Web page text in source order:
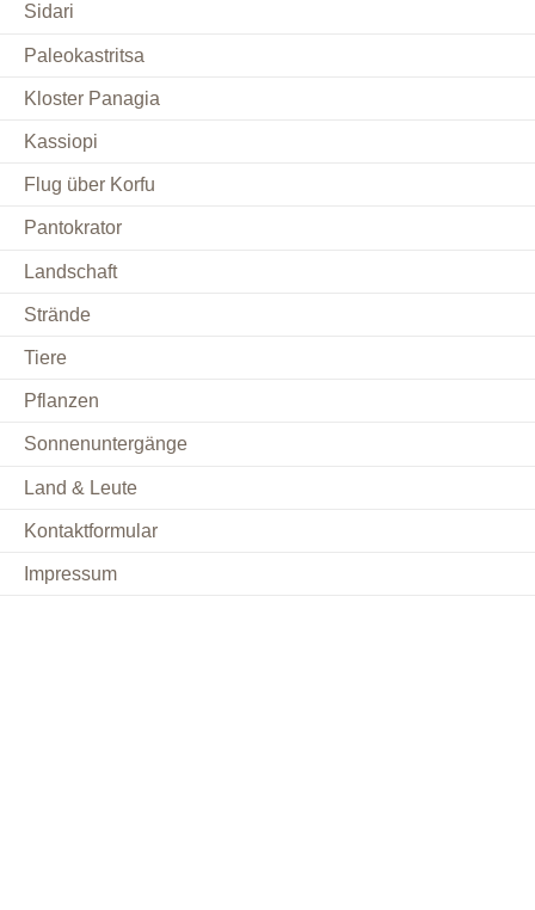
Sidari
Paleokastritsa
Kloster Panagia
Kassiopi
Flug über Korfu
Pantokrator
Landschaft
Strände
Tiere
Pflanzen
Sonnenuntergänge
Land & Leute
Kontaktformular
Impressum